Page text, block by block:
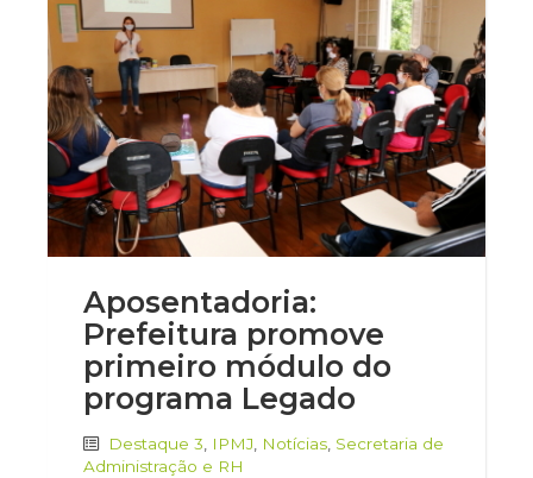
Aposentadoria:
Prefeitura promove
primeiro módulo do
programa Legado
Destaque 3 IPMJ Notícias Secretaria de
Administração e RH